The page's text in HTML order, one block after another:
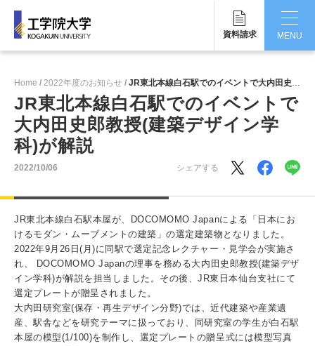
資料請求
MENU
工学院大学について
学部・大学院
学生生活
研究・産学連携
就職・キャリア
キャンパス
入試情報
Home 2022年度のお知らせ JR東北本線白石駅でのイベントで大内田史郎教授(建築デザイン学科)が解説
JR東北本線白石駅でのイベントで
大内田史郎教授(建築デザイン学
科)が解説
2022/10/06 シェアする
JR東北本線白石駅本屋が、DOCOMOMO Japanによる「日本にお
けるモダン・ムーブメントの建築」の選定建築物となりました。
2022年9月26日(月)に同駅で選定記念レクチャー・見学会が実施さ
れ、 DOCOMOMO Japanの理事を務める大内田史郎教授(建築デザ
イン学科)が解説を担当しました。その後、JR東日本仙台支社にて
選定プレートが贈呈されました。
大内田研究室(保存・再生デザイン分野)では、近代建築や産業遺
産、駅舎などを研究テーマに扱っており、同研究室の学生が白石駅
本屋の模型(1/100)を制作し、選定プレートの贈呈式には模型写真